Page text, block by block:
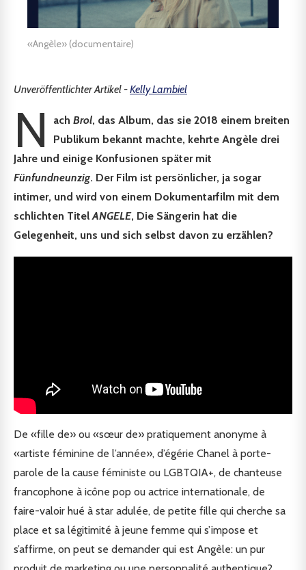
«Angèle» (documentaire)
Unveröffentlichter Artikel -Kelly Lambiel
N achBrol, das Album, das sie 2018 einem breiten
Publikum bekannt machte, kehrte Angèle drei
Jahre und einige Konfusionen später mit
Fünfundneunzig. Der Film ist persönlicher, ja sogar
intimer, und wird von einem Dokumentarfilm mit dem
schlichten TitelANGELE, Die Sängerin hat die
Gelegenheit, uns und sich selbst davon zu erzählen?
De «fille de» ou «sœur de» pratiquement anonyme à
«artiste féminine de l’année», d’égérie Chanel à porte-
parole de la cause féministe ou LGBTQIA+, de chanteuse
francophone à icône pop ou actrice internationale, de
faire-valoir hué à star adulée, de petite fille qui cherche sa
place et sa légitimité à jeune femme qui s’impose et
s’affirme, on peut se demander qui est Angèle: un pur